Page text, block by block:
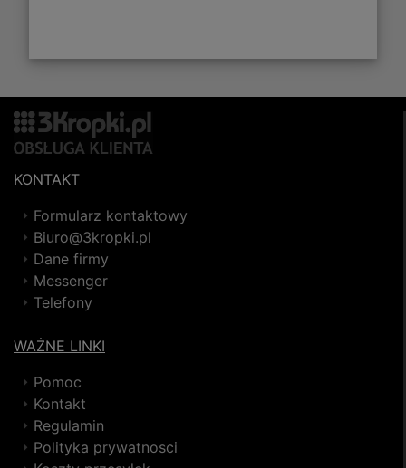
KONTAKT
Formularz kontaktowy
Biuro@3kropki.pl
Dane firmy
Messenger
Telefony
WAŻNE LINKI
Pomoc
Kontakt
Regulamin
Polityka prywatnosci